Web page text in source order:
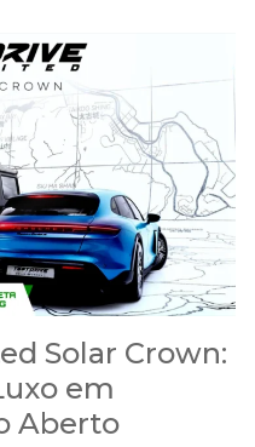
Solar Crown:
em
Aberto